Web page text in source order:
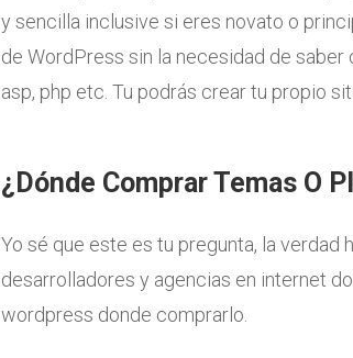
y sencilla inclusive si eres novato o
de WordPress sin la necesidad de
asp, php etc. Tu podrás crear tu propio
¿Dónde Comprar Temas O
Yo sé que este es tu pregunta, la verdad
desarrolladores y agencias en internet
wordpress donde comprarlo.